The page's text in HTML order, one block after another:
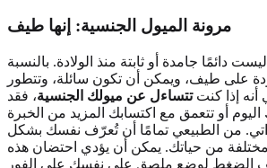
مرونة الميول الجنسية: إنها طيف
دائمًا جامدة أو ثابتة منذ الولادة. بالنسبة
على طيف، ويمكن أن تكون سائلة، وتتطور
أنه إذا كنتتتساءل عن ميولك الجنسية، فقد
أو تتعمق مع اكتسابك المزيد من الخبرة
من الطبيعي تمامًا أن تُعرّف نفسك بشكل
من حياتك. يمكن أن يؤدي احتضان هذه
الضغط لوضع ملصق على نفسك على الفور